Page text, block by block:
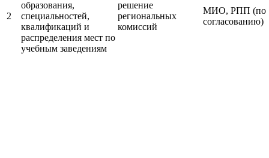
2
образования,
специальностей,
квалификаций и
распределения мест по
учебным заведениям
решение
региональных
комиссий
МИО, РПП (по
согласованию)